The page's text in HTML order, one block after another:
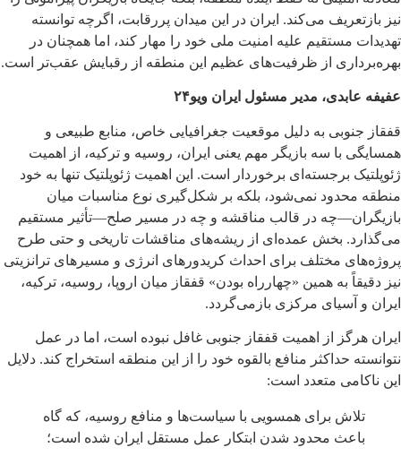
نیز بازتعریف می‌کند. ایران در این میدان پررقابت، اگرچه توانسته
تهدیدات مستقیم علیه امنیت ملی خود را مهار کند، اما همچنان در
بهره‌برداری از ظرفیت‌های عظیم این منطقه از رقبایش عقب‌تر است.
عفیفه عابدی، مدیر مسئول ایران ویو۲۴
قفقاز جنوبی به دلیل موقعیت جغرافیایی خاص، منابع طبیعی و
همسایگی با سه بازیگر مهم یعنی ایران، روسیه و ترکیه، از اهمیت
ژئوپلتیک برجسته‌ای برخوردار است. این اهمیت ژئوپلتیک تنها به خود
منطقه محدود نمی‌شود، بلکه بر شکل‌گیری نوع مناسبات میان
بازیگران—چه در قالب مناقشه و چه در مسیر صلح—تأثیر مستقیم
می‌گذارد. بخش عمده‌ای از ریشه‌های مناقشات تاریخی و حتی طرح
پروژه‌های مختلف برای احداث کریدورهای انرژی و مسیرهای ترانزیتی
نیز دقیقاً به همین «چهارراه بودن» قفقاز میان اروپا، روسیه، ترکیه،
ایران و آسیای مرکزی بازمی‌گردد.
ایران هرگز از اهمیت قفقاز جنوبی غافل نبوده است، اما در عمل
نتوانسته حداکثر منافع بالقوه خود را از این منطقه استخراج کند. دلایل
این ناکامی متعدد است:
تلاش برای همسویی با سیاست‌ها و منافع روسیه، که گاه
باعث محدود شدن ابتکار عمل مستقل ایران شده است؛